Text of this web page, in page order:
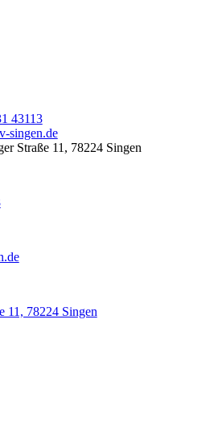
43113
singen.de
Straße 11, 78224 Singen
11, 78224 Singen